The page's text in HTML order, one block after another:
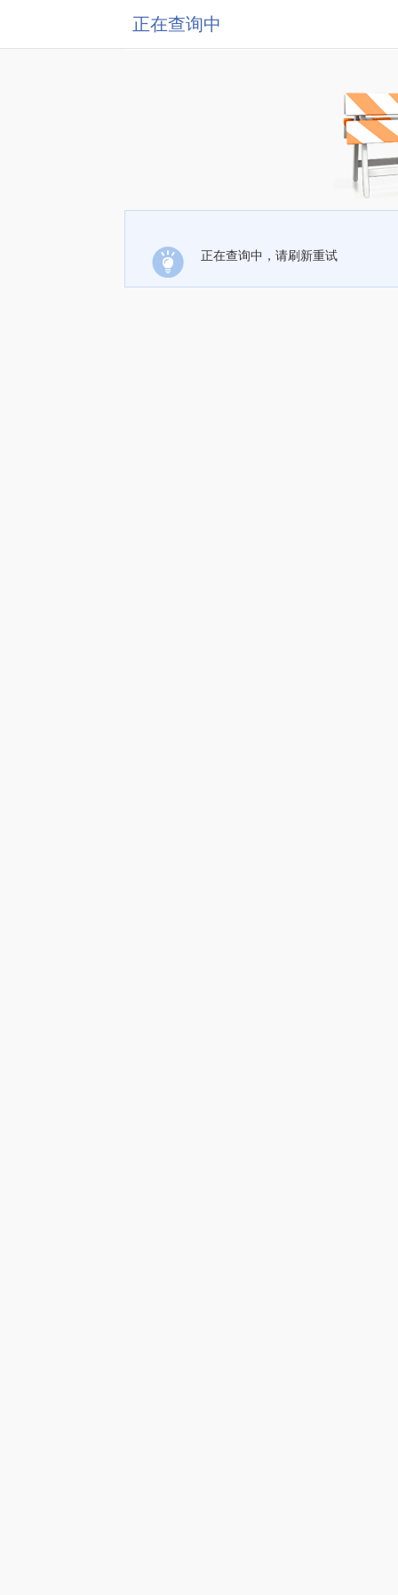
正在查询中
正在查询中，请刷新重试